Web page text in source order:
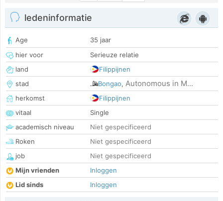
ledeninformatie
Age
35 jaar
hier voor
Serieuze relatie
land
Filippijnen
stad
Bongao, Autonomous in M...
herkomst
Filippijnen
vitaal
Single
academisch niveau
Niet gespecificeerd
Roken
Niet gespecificeerd
job
Niet gespecificeerd
Mijn vrienden
Inloggen
Lid sinds
Inloggen